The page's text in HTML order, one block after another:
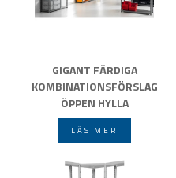
GIGANT FÄRDIGA
KOMBINATIONSFÖRSLAG
ÖPPEN HYLLA
LÄS MER